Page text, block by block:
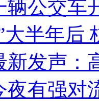
辆公交车
大半年后
新发声：
夜有强对